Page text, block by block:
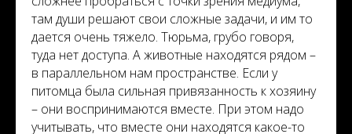
там души решают свои сложные задачи, и им то
дается очень тяжело. Тюрьма, грубо говоря,
туда нет доступа. А животные находятся рядом –
в параллельном нам пространстве. Если у
питомца была сильная привязанность к хозяину
– они воспринимаются вместе. При этом надо
учитывать, что вместе они находятся какое-то